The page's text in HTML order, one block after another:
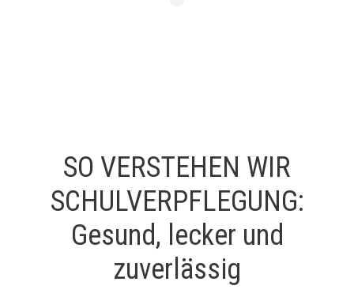
SO VERSTEHEN WIR
SCHULVERPFLEGUNG:
Gesund, lecker und
zuverlässig